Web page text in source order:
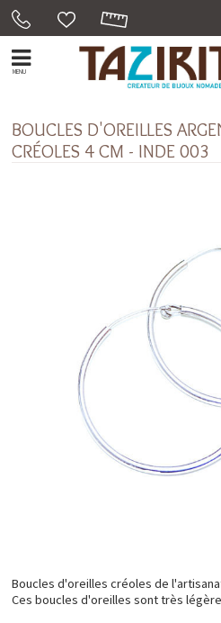
MENU
BOUCLES D'OREILLES
CRÉOLES 4 CM - INDE 003
Boucles d'oreilles créoles de
Ces boucles d'oreilles sont très